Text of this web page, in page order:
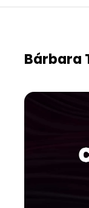
Bárbara